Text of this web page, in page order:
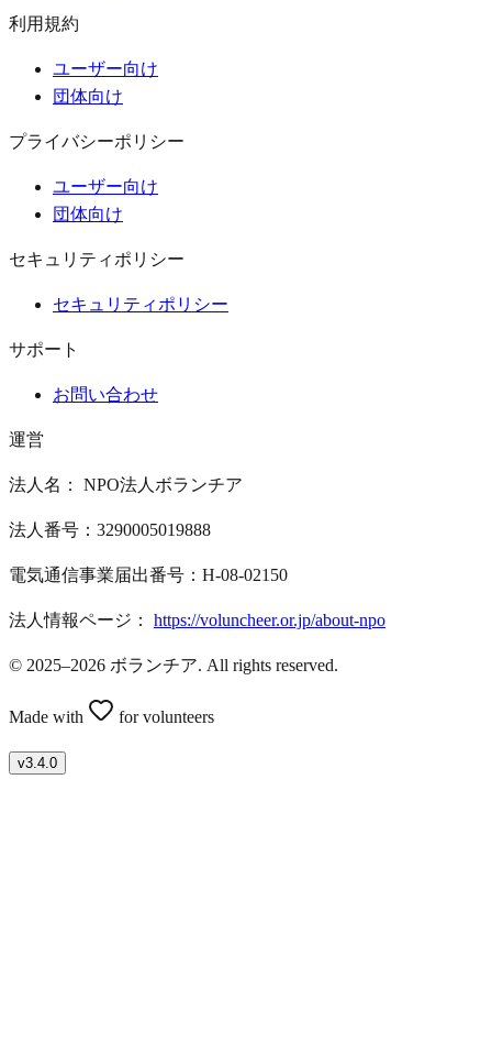
利用規約
ユーザー向け
団体向け
プライバシーポリシー
ユーザー向け
団体向け
セキュリティポリシー
セキュリティポリシー
サポート
お問い合わせ
運営
法人名： NPO法人ボランチア
法人番号：3290005019888
電気通信事業届出番号：H-08-02150
法人情報ページ： https://voluncheer.or.jp/about-npo
© 2025–2026 ボランチア. All rights reserved.
Made with for volunteers
v3.4.0